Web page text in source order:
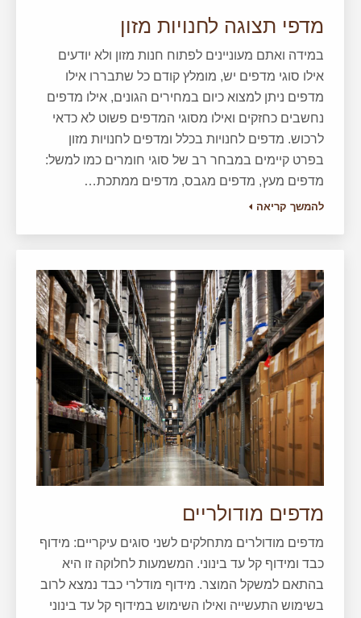
מדפי תצוגה לחנויות מזון
במידה ואתם מעוניינים לפתוח חנות מזון ולא יודעים
אילו סוגי מדפים יש, מומלץ קודם כל שתבררו אילו
מדפים ניתן למצוא כיום במחירים הגונים, אילו מדפים
נחשבים כחזקים ואילו מסוגי המדפים פשוט לא כדאי
לרכוש. מדפים לחנויות בכלל ומדפים לחנויות מזון
בפרט קיימים במבחר רב של סוגי חומרים כמו למשל:
מדפים מעץ, מדפים מגבס, מדפים ממתכת…
להמשך קריאה
מדפים מודולריים
מדפים מודולרים מתחלקים לשני סוגים עיקריים: מידוף
כבד ומידוף קל עד בינוני. המשמעות לחלוקה זו היא
בהתאם למשקל המוצר. מידוף מודלרי כבד נמצא לרוב
בשימוש התעשייה ואילו השימוש במידוף קל עד בינוני